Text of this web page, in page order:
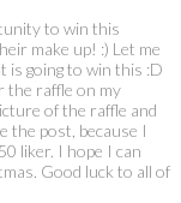
to win this
make up! :) Let me
is going to win this :D
the raffle on my
of the raffle and
the post, because I
liker. I hope I can
Good luck to all of